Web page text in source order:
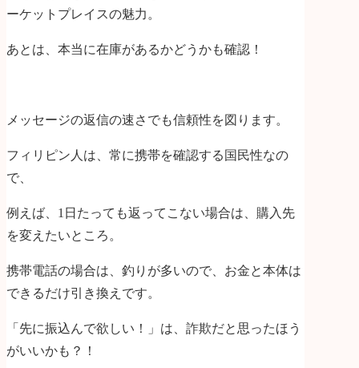
ーケットプレイスの魅力。
あとは、本当に在庫があるかどうかも確認！
メッセージの返信の速さでも信頼性を図ります。
フィリピン人は、常に携帯を確認する国民性なの
で、
例えば、1日たっても返ってこない場合は、購入先
を変えたいところ。
携帯電話の場合は、釣りが多いので、お金と本体は
できるだけ引き換えです。
「先に振込んで欲しい！」は、詐欺だと思ったほう
がいいかも？！